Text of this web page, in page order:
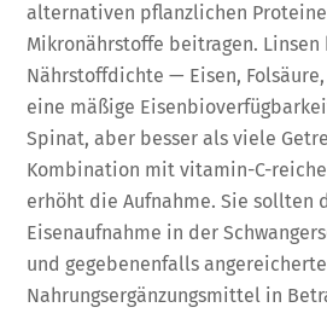
alternativen pflanzlichen
Mikronährstoffe beitragen.
Nährstoffdichte — Eisen,
eine mäßige
Spinat, aber besser als viele
Kombination mit vitamin-C-
erhöht die Aufnahme. Sie sollten
Eisenaufnahme in der
und gegebenenfalls
Nahrungsergänzungsmittel in